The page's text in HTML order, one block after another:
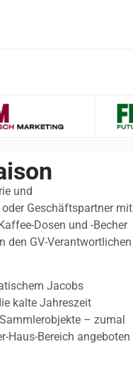
und
Geschäftspartner mit
Dosen und -Becher
den GV-Verantwortlichen
Jacobs
kalte Jahreszeit
– zumal
Haus-Bereich angeboten